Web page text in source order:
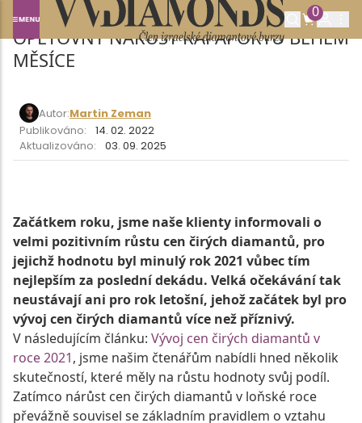
0
OPĚTOVNÝ NÁRŮST RAPAPORTU BĚHEM
MĚSÍCE
Autor:Martin Zeman
Publikováno:
14. 02. 2022
Aktualizováno:
03. 09. 2025
Začátkem roku, jsme naše klienty informovali o
velmi pozitivním růstu cen čirých diamantů, pro
jejichž hodnotu byl minulý rok 2021 vůbec tím
nejlepším za poslední dekádu. Velká očekávání tak
neustávají ani pro rok letošní, jehož začátek byl pro
vývoj cen čirých diamantů více než příznivý.
V následujícím článku: Vývoj cen čirých diamantů v
roce 2021, jsme našim čtenářům nabídli hned několik
skutečností, které měly na růstu hodnoty svůj podíl.
Zatímco nárůst cen čirých diamantů v loňské roce
převážně souvisel se základním pravidlem o vztahu